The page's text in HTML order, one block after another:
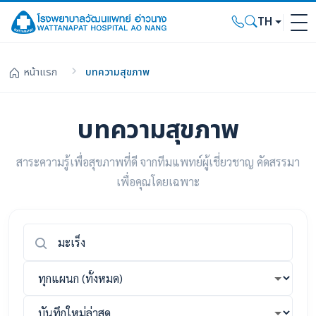
TH
หน้าแรก บทความสุขภาพ
บทความสุขภาพ
สาระความรู้เพื่อสุขภาพที่ดี จากทีมแพทย์ผู้เชี่ยวชาญ คัดสรรมา
เพื่อคุณโดยเฉพาะ